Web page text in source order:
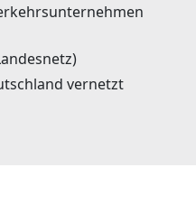
vernetzt